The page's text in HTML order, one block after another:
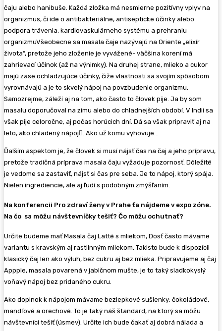
čaju alebo hanibuše. Každá zložka má nesmierne pozitívny vplyv na
organizmus, či ide o antibakteriálne, antisepticke účinky alebo
podpora trávenia, kardiovaskulárneho systému a prehraniu
organizmuVšeobecne sa masala čaje nazývajú na Oriente „elixír
života“, pretože jeho zloženie je vyvážené- väčšina korení má
zahrievací účinok (až na výnimky). Na druhej strane, mlieko a cukor
majú zase ochladzujúce účinky, čiže vlastnosti sa svojím spôsobom
vyrovnávajú a je to skvelý nápoj na povzbudenie organizmu.
Samozrejme, záleží aj na tom, ako často to človek pije. Ja by som
masalu doporučoval na zimu alebo do chladnejších období. V Indii sa
však pije celoročne, aj počas horúcich dní. Dá sa však pripraviť aj na
leto, ako chladený nápoj . Ako už komu vyhovuje…
Ďalším aspektom je, že človek si musí nájsť čas na čaj a jeho prípravu,
pretože tradičná príprava masala čaju vyžaduje pozornosť. Dôležité
je vedome sa zastaviť, nájsť si čas pre seba. Je to nápoj, ktorý spája.
Nielen ingrediencie, ale aj ľudí s podobným zmýšľaním.
Na konferencii Pro zdraví ženy v Prahe ťa nájdeme v expo zóne.
Na čo sa môžu návštevníčky tešiť? Čo môžu ochutnať?
Určite budeme mať Masala čaj Latté s mliekom, Dosť často mávame
variantu s kravským aj rastlinným mliekom. Takisto bude k dispozícii
klasický čaj len ako výluh, bez cukru aj bez mlieka. Pripravujeme aj čaj
Appple, masala povarená v jablčnom mušte, je to taký sladkokyslý
voňavý nápoj bez pridaného cukru.
Ako doplnok k nápojom mávame bezlepkové sušienky: čokoládové,
mandľové a orechové. To je taký náš štandard, na ktorý sa môžu
návštevníci tešiť (úsmev). Určite ich bude čakať aj dobrá nálada a